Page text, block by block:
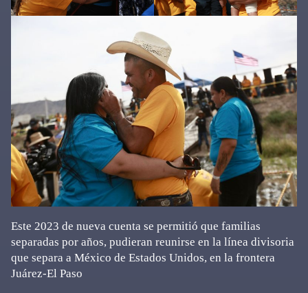
Este 2023 de nueva cuenta se permitió que familias
separadas por años, pudieran reunirse en la línea divisoria
que separa a México de Estados Unidos, en la frontera
Juárez-El Paso